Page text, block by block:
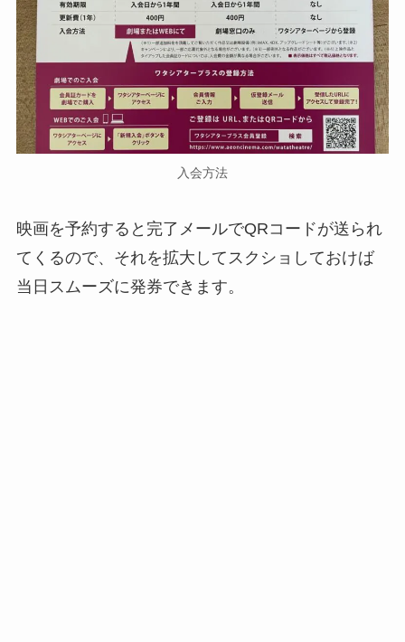
入会方法
映画を予約すると完了メールでQRコードが送られ
てくるので、それを拡大してスクショしておけば
当日スムーズに発券できます。